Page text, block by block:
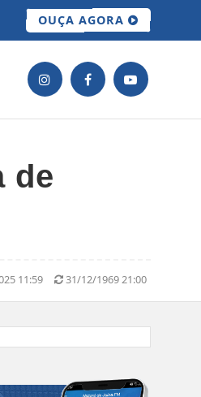
OUÇA AGORA
de
11:59 31/12/1969 21:00